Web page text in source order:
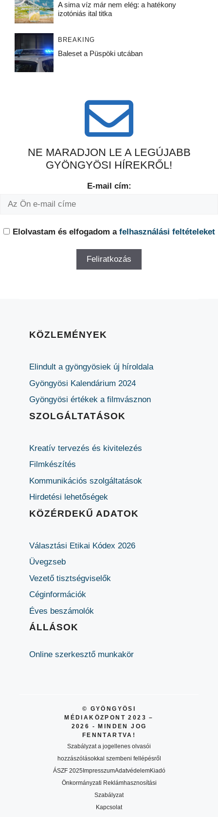
A sima víz már nem elég: a hatékony
izotóniás ital titka
BREAKING
Baleset a Püspöki utcában
NE MARADJON LE A LEGÚJABB
GYÖNGYÖSI HÍREKRŐL!
E-mail cím:
Elolvastam és elfogadom a felhasználási feltételeket
KÖZLEMÉNYEK
Elindult a gyöngyösiek új híroldala
Gyöngyösi Kalendárium 2024
Gyöngyösi értékek a filmvásznon
SZOLGÁLTATÁSOK
Kreatív tervezés és kivitelezés
Filmkészítés
Kommunikációs szolgáltatások
Hirdetési lehetőségek
KÖZÉRDEKŰ ADATOK
Választási Etikai Kódex 2026
Üvegzseb
Vezető tisztségviselők
Céginformációk
Éves beszámolók
ÁLLÁSOK
Online szerkesztő munkakör
© GYÖNGYÖSI
MÉDIAKÖZPONT 2023 –
2026 - MINDEN JOG
FENNTARTVA!
Szabályzat a jogellenes olvasói
hozzászólásokkal szembeni fellépésről
ÁSZF 2025ImpresszumAdatvédelemKiadó
Önkormányzati Reklámhasznosítási
Szabályzat
Kapcsolat